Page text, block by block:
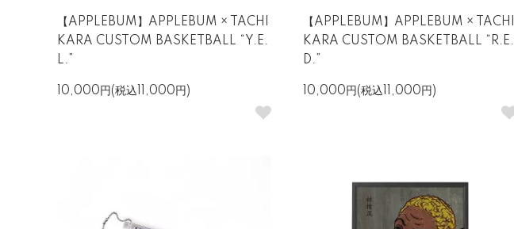
【APPLEBUM】APPLEBUM × TACHI
KARA CUSTOM BASKETBALL “Y.E.
L.”
10,000円(税込11,000円)
【APPLEBUM】APPLEBUM × TACHI
KARA CUSTOM BASKETBALL “R.E.
D.”
10,000円(税込11,000円)